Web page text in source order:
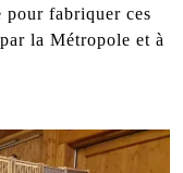
pour fabriquer ces
la Métropole et à